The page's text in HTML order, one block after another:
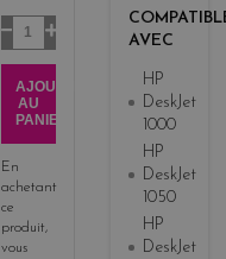
Quantité
AJOUTER
AU
PANIER
En
achetant
ce
produit,
vous
AVEC
HP
DeskJet
1000
HP
DeskJet
1050
HP
DeskJet